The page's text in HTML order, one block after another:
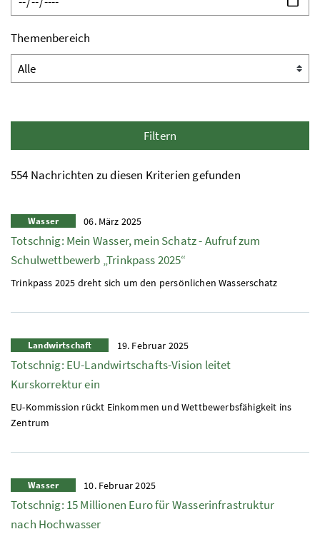
Themenbereich
Filtern
554 Nachrichten zu diesen Kriterien gefunden
Wasser 06. März 2025
Totschnig: Mein Wasser, mein Schatz - Aufruf zum
Schulwettbewerb „Trinkpass 2025“
Trinkpass 2025 dreht sich um den persönlichen Wasserschatz
Landwirtschaft 19. Februar 2025
Totschnig: EU-Landwirtschafts-Vision leitet
Kurskorrektur ein
EU-Kommission rückt Einkommen und Wettbewerbsfähigkeit ins
Zentrum
Wasser 10. Februar 2025
Totschnig: 15 Millionen Euro für Wasserinfrastruktur
nach Hochwasser